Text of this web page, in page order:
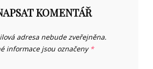
KOMENTÁŘ
adresa nebude zveřejněna.
informace jsou označeny *